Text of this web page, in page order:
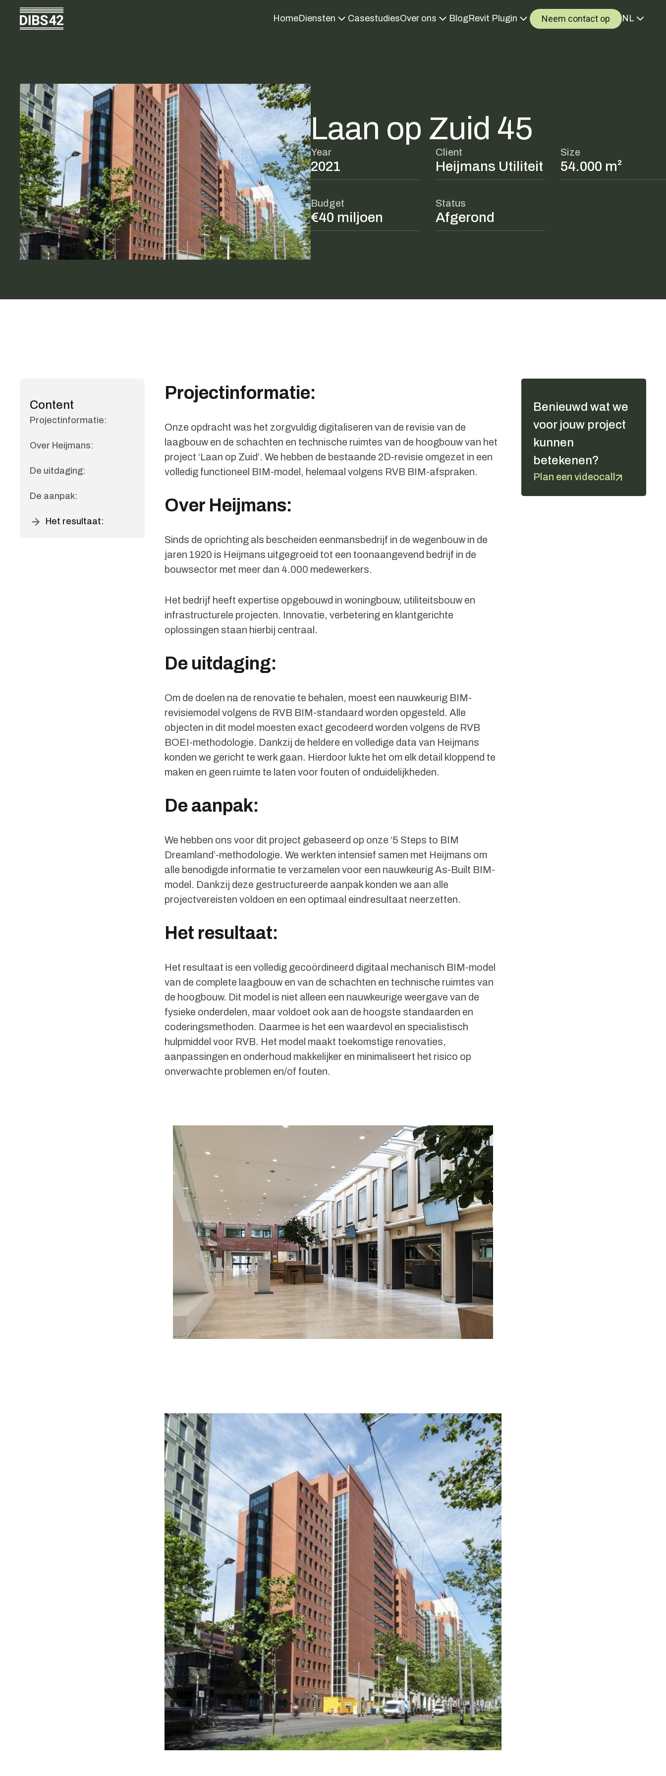
HomeDiensten CasestudiesOver ons BlogRevit Plugin Neem contact op NL
Laan op Zuid 45
Year
2021
Client
Heijmans Utiliteit
Size
54.000 m²
Budget
€40 miljoen
Status
Afgerond
Content
Projectinformatie:
Over Heijmans:
De uitdaging:
De aanpak:
Het resultaat:
Projectinformatie:
Onze opdracht was het zorgvuldig digitaliseren van de revisie van de
laagbouw en de schachten en technische ruimtes van de hoogbouw van het
project ‘Laan op Zuid’. We hebben de bestaande 2D-revisie omgezet in een
volledig functioneel BIM-model, helemaal volgens RVB BIM-afspraken.
Over Heijmans:
Sinds de oprichting als bescheiden eenmansbedrijf in de wegenbouw in de
jaren 1920 is Heijmans uitgegroeid tot een toonaangevend bedrijf in de
bouwsector met meer dan 4.000 medewerkers.
Het bedrijf heeft expertise opgebouwd in woningbouw, utiliteitsbouw en
infrastructurele projecten. Innovatie, verbetering en klantgerichte
oplossingen staan hierbij centraal.
De uitdaging:
Om de doelen na de renovatie te behalen, moest een nauwkeurig BIM-
revisiemodel volgens de RVB BIM-standaard worden opgesteld. Alle
objecten in dit model moesten exact gecodeerd worden volgens de RVB
BOEI-methodologie. Dankzij de heldere en volledige data van Heijmans
konden we gericht te werk gaan. Hierdoor lukte het om elk detail kloppend te
maken en geen ruimte te laten voor fouten of onduidelijkheden.
De aanpak:
We hebben ons voor dit project gebaseerd op onze ‘5 Steps to BIM
Dreamland’-methodologie. We werkten intensief samen met Heijmans om
alle benodigde informatie te verzamelen voor een nauwkeurig As-Built BIM-
model. Dankzij deze gestructureerde aanpak konden we aan alle
projectvereisten voldoen en een optimaal eindresultaat neerzetten.
Het resultaat:
Het resultaat is een volledig gecoördineerd digitaal mechanisch BIM-model
van de complete laagbouw en van de schachten en technische ruimtes van
de hoogbouw. Dit model is niet alleen een nauwkeurige weergave van de
fysieke onderdelen, maar voldoet ook aan de hoogste standaarden en
coderingsmethoden. Daarmee is het een waardevol en specialistisch
hulpmiddel voor RVB. Het model maakt toekomstige renovaties,
aanpassingen en onderhoud makkelijker en minimaliseert het risico op
onverwachte problemen en/of fouten.
Benieuwd wat we
voor jouw project
kunnen
betekenen?
Plan een videocall